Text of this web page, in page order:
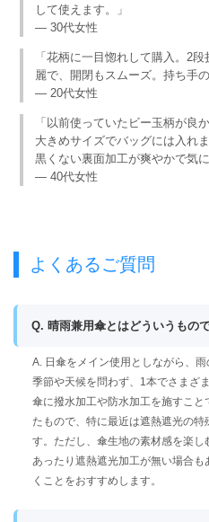
して使えます。」
— 30代女性
「花柄に一目惚れして購入。2
麗で、開閉もスムーズ。持ち手
— 20代女性
「以前使っていたビー玉柄が良
大きめサイズでバッグには入れ
黒くない裏面加工が爽やかで気
— 40代女性
よくあるご質問
Q. 晴雨兼用傘とはどういうもの
A. 日傘をメイン使用としながら、
季節や天候を問わず、1本でさまざ
傘に撥水加工や防水加工を施すこ
たもので、特に最近は遮熱遮光の
す。ただし、傘生地の素材感を楽
あったり遮熱遮光加工が無い場合
くことをおすすめします。